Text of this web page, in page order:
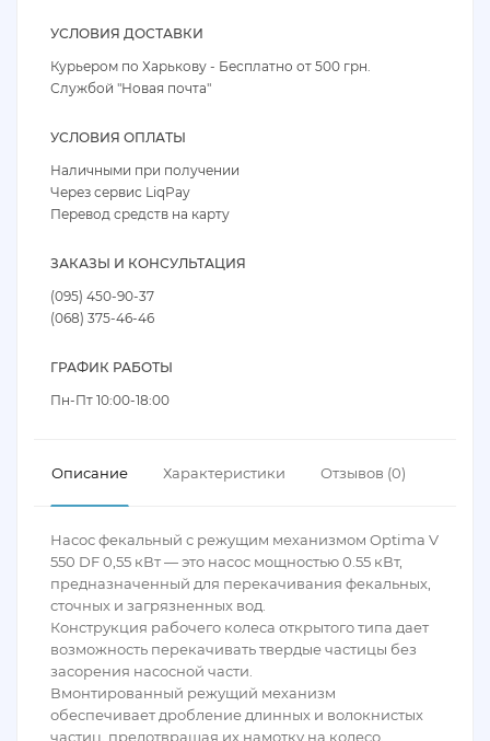
УСЛОВИЯ ДОСТАВКИ
Курьером по Харькову - Бесплатно от 500 грн.
Службой "Новая почта"
УСЛОВИЯ ОПЛАТЫ
Наличными при получении
Через сервис LiqPay
Перевод средств на карту
ЗАКАЗЫ И КОНСУЛЬТАЦИЯ
(095) 450-90-37
(068) 375-46-46
ГРАФИК РАБОТЫ
Пн-Пт 10:00-18:00
Описание Характеристики Отзывов (0)
Насос фекальный с режущим механизмом Optima V
550 DF 0,55 кВт — это насос мощностью 0.55 кВт,
предназначенный для перекачивания фекальных,
сточных и загрязненных вод.
Конструкция рабочего колеса открытого типа дает
возможность перекачивать твердые частицы без
засорения насосной части.
Вмонтированный режущий механизм
обеспечивает дробление длинных и волокнистых
частиц, предотвращая их намотку на колесо.